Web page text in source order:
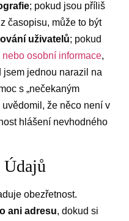
; pokud jsou příliš
časopisu, může to být
uživatelů; pokud
nebo osobní informace,
jednou narazil na
s „nečekaným
že něco není v
hlášení nevhodného
Údajů
obezřetnost.
ani adresu, dokud si